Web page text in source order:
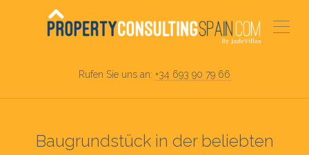
Rufen Sie uns an: +34 693 90 79 66
Baugrundstück in der beliebten